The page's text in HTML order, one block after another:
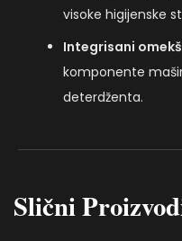
visoke higijenske
Integrisani
komponente
deterdženta.
Slični